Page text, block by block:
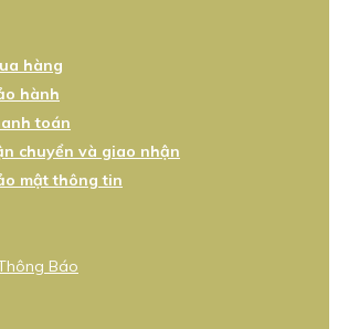
hàng
hành
toán
chuyển và giao nhận
mật thông tin